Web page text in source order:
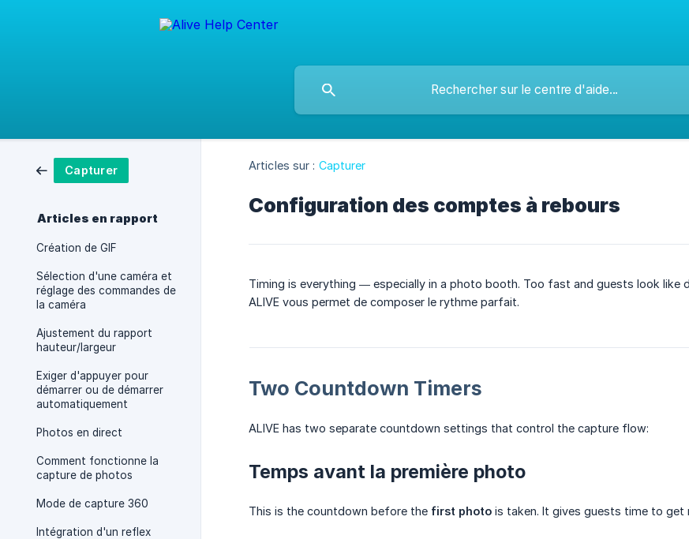
Capturer
Articles en rapport
Création de GIF
Sélection d'une caméra et
réglage des commandes de
la caméra
Ajustement du rapport
hauteur/largeur
Exiger d'appuyer pour
démarrer ou de démarrer
automatiquement
Photos en direct
Comment fonctionne la
capture de photos
Mode de capture 360
Intégration d'un reflex
Articles sur : Capturer
Configuration des comptes à rebours
Timing is everything — especially in a photo booth. Too fast and guests look like
ALIVE vous permet de composer le rythme parfait.
Two Countdown Timers
ALIVE has two separate countdown settings that control the capture flow:
Temps avant la première photo
This is the countdown before the first photo is taken. It gives guests time to get